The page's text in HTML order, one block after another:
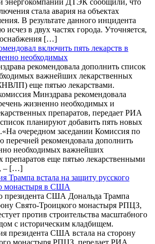
энергокомпании ДТЭК сообщили, что
стала авария на объектах
В результате данного инцидента
исчез в двух частях города. Уточняется,
[…]
включить пять лекарств в
необходимых
рекомендовала дополнить список
важнейших лекарственных
еще пятью лекарствами.
Минздрава рекомендовала
жизненно необходимых и
препаратов, передает РИА
планируют добавить пять новых
очередном заседании Комиссия по
рекомендовала дополнить
необходимых важнейших
препаратов еще пятью лекарственными
– […]
Трампа встала на защиту русского
монастыря в США
президента США Дональда Трампа
Свято-Троицкого монастыря РПЦЗ,
против строительства масштабного
с историческим кладбищем.
президента США встала на сторону
монастыря РПЦЗ, передает РИА